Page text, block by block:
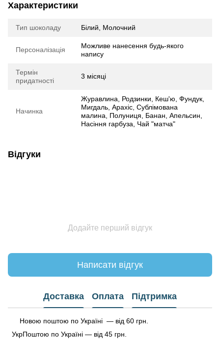
Характеристики
Тип шоколаду Білий, Молочний
Персоналізація
Можливе нанесення будь-якого
напису
Термін
придатності
3 місяці
Начинка
Журавлина, Родзинки, Кеш'ю, Фундук,
Мигдаль, Арахіс, Сублімована
малина, Полуниця, Банан, Апельсин,
Насіння гарбуза, Чай "матча"
Відгуки
Додайте перший відгук
Написати відгук
Доставка Оплата Підтримка
Новою поштою по Україні — від 60 грн.
УкрПоштою по Україні — від 45 грн.